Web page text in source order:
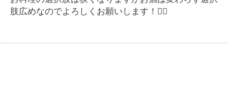
肢広めなのでよろしくお願いします！🙆‍♂️